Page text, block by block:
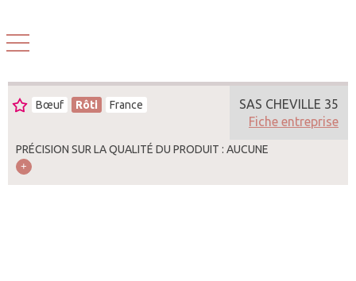
Bœuf Rôti France
PRÉCISION SUR LA QUALITÉ DU PRODUIT : AUCUNE
SAS CHEVILLE 35
Fiche entreprise